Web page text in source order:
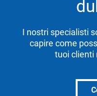
I nostri specialisti
capire come
tuoi clienti